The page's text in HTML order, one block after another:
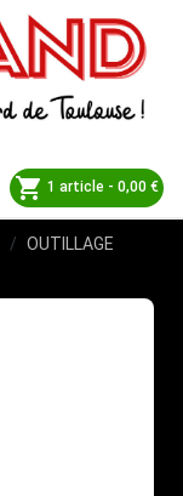
shopping_cart 1 article - 0,00 €
OUTILLAGE